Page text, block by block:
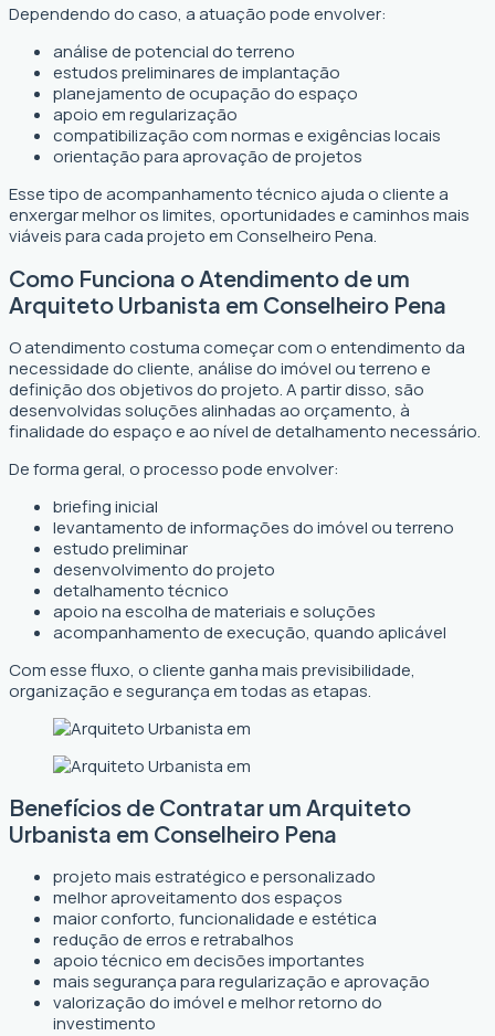
Dependendo do caso, a atuação pode envolver:
análise de potencial do terreno
estudos preliminares de implantação
planejamento de ocupação do espaço
apoio em regularização
compatibilização com normas e exigências locais
orientação para aprovação de projetos
Esse tipo de acompanhamento técnico ajuda o cliente a
enxergar melhor os limites, oportunidades e caminhos mais
viáveis para cada projeto em Conselheiro Pena.
Como Funciona o Atendimento de um
Arquiteto Urbanista em Conselheiro Pena
O atendimento costuma começar com o entendimento da
necessidade do cliente, análise do imóvel ou terreno e
definição dos objetivos do projeto. A partir disso, são
desenvolvidas soluções alinhadas ao orçamento, à
finalidade do espaço e ao nível de detalhamento necessário.
De forma geral, o processo pode envolver:
briefing inicial
levantamento de informações do imóvel ou terreno
estudo preliminar
desenvolvimento do projeto
detalhamento técnico
apoio na escolha de materiais e soluções
acompanhamento de execução, quando aplicável
Com esse fluxo, o cliente ganha mais previsibilidade,
organização e segurança em todas as etapas.
Benefícios de Contratar um Arquiteto
Urbanista em Conselheiro Pena
projeto mais estratégico e personalizado
melhor aproveitamento dos espaços
maior conforto, funcionalidade e estética
redução de erros e retrabalhos
apoio técnico em decisões importantes
mais segurança para regularização e aprovação
valorização do imóvel e melhor retorno do
investimento